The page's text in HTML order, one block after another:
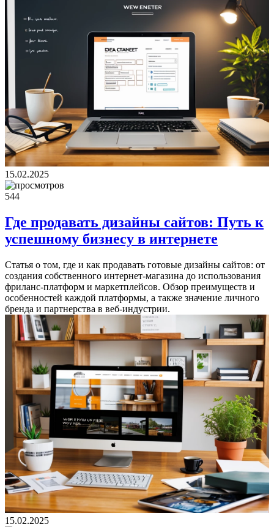
15.02.2025
544
Где продавать дизайны сайтов: Путь к
успешному бизнесу в интернете
Статья о том, где и как продавать готовые дизайны сайтов: от
создания собственного интернет-магазина до использования
фриланс-платформ и маркетплейсов. Обзор преимуществ и
особенностей каждой платформы, а также значение личного
бренда и партнерства в веб-индустрии.
15.02.2025